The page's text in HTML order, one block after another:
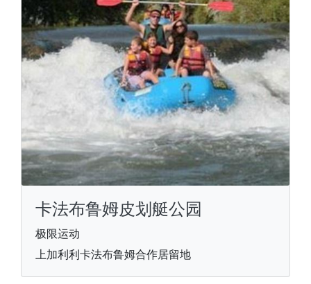
卡法布鲁姆皮划艇公园
极限运动
上加利利卡法布鲁姆合作居留地